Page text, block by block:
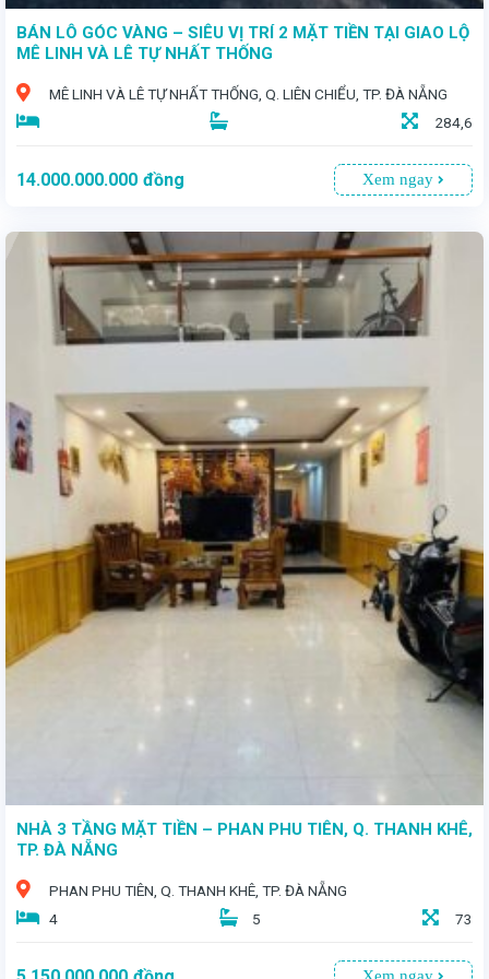
BÁN LÔ GÓC VÀNG – SIÊU VỊ TRÍ 2 MẶT TIỀN TẠI GIAO LỘ
MÊ LINH VÀ LÊ TỰ NHẤT THỐNG
MÊ LINH VÀ LÊ TỰ NHẤT THỐNG, Q. LIÊN CHIỂU, TP. ĐÀ NẴNG
284,6
14.000.000.000 đồng Xem ngay
NHÀ 3 TẦNG MẶT TIỀN – PHAN PHU TIÊN, Q. THANH KHÊ,
TP. ĐÀ NẴNG
PHAN PHU TIÊN, Q. THANH KHÊ, TP. ĐÀ NẴNG
4
5 73